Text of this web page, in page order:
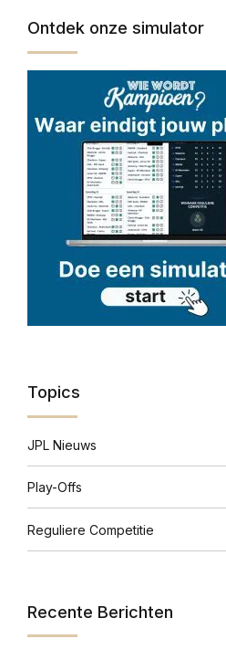
Ontdek onze simulator
Topics
JPL Nieuws
Play-Offs
Reguliere Competitie
Recente Berichten